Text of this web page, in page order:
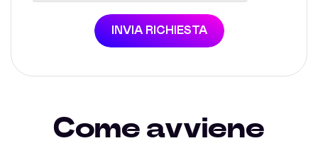
INVIA RICHIESTA
Come avviene